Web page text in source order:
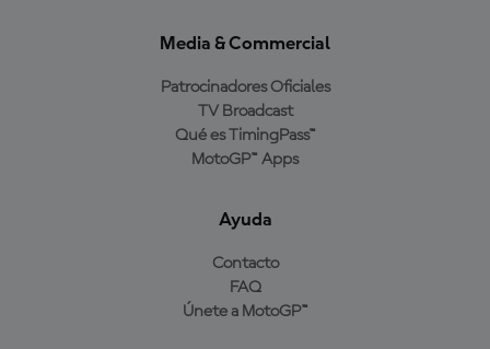
Media & Commercial
Patrocinadores Oficiales
TV Broadcast
Qué es TimingPass™
MotoGP™ Apps
Ayuda
Contacto
FAQ
Únete a MotoGP™